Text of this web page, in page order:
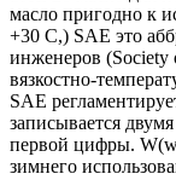
масло пригодно к
+30 С,) SAE это
инженеров (Society
вязкостно-
SAE
записывается
первой цифры.
зимнего